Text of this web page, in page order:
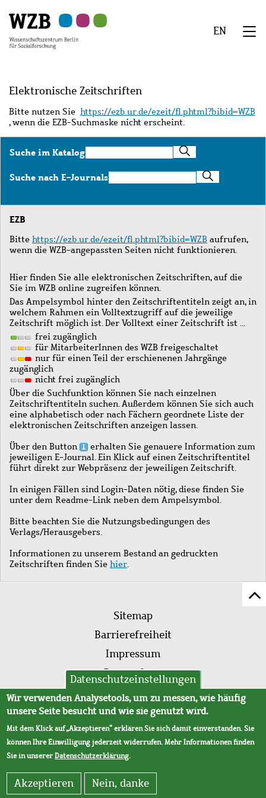
Hauptinhalt
springen
Navigation
springen
Suche
springen
Sekundärnavigation
springen
Fußzeile
springen
EN
Elektronische Zeitschriften
Bitte nutzen Sie https://ezb.ur.de/ezeit/fl.phtml?bibid=WZB
, wenn die EZB-Suchmaske nicht erscheint.
Suche im KatalogSuche
im
Katalog
Suche nach E-JournalsSuche
nach
Journals
EZB
Bitte https://ezb.ur.de/ezeit/fl.phtml?bibid=WZB aufrufen,
wenn die WZB-angepassten Seiten nicht funktionieren.
Hier finden Sie alle elektronischen Zeitschriften, auf die
Sie im WZB online zugreifen können.
Das Ampelsymbol hinter den Zeitschriftentiteln zeigt an, in
welchem Rahmen ein Volltextzugriff auf die jeweilige
Zeitschrift möglich ist. Der Volltext einer Zeitschrift ist …
frei zugänglich
für MitarbeiterInnen des WZB freigeschaltet
nur für einen Teil der erschienenen Jahrgänge
zugänglich
nicht frei zugänglich
Über die Suchfunktion können Sie nach einzelnen
Zeitschriftentiteln suchen. Außerdem können Sie sich auch
eine alphabetisch oder nach Fächern geordnete Liste der
elektronischen Zeitschriften anzeigen lassen.
Über den Button
erhalten Sie genauere Information zum
jeweiligen E-Journal. Ein Klick auf einen Zeitschriftentitel
führt direkt zur Webpräsenz der jeweiligen Zeitschrift.
In einigen Fällen sind Login-Daten nötig, diese finden Sie
unter dem Readme-Link neben dem Ampelsymbol.
Bitte beachten Sie die Nutzungsbedingungen des
Verlags/Herausgebers.
Informationen zu unserem Bestand an gedruckten
Zeitschriften finden Sie hier.
Fußleistenmenü
Sitemap
Barrierefreiheit
Impressum
Datenschutz
AVB
Datenschutzeinstellungen
Wir verwenden Analysetools, um zu messen, wie häufig
unsere Seite besucht und wie sie genutzt wird.
Mit dem Klick auf „Akzeptieren“ erklären Sie sich damit einverstanden. Sie
können Ihre Einwilligung jederzeit widerrufen. Mehr Informationen finden
Sie in unsererDatenschutzerklärung.
Akzeptieren Nein, danke